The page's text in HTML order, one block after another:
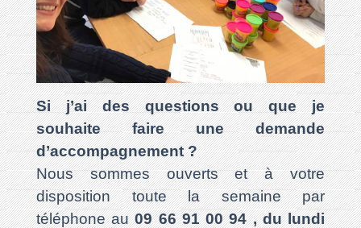
Si j’ai des questions ou que je
souhaite faire une demande
d’accompagnement ?
Nous sommes ouverts et à votre
disposition toute la semaine par
téléphone au09 66 91 00 94, du lundi